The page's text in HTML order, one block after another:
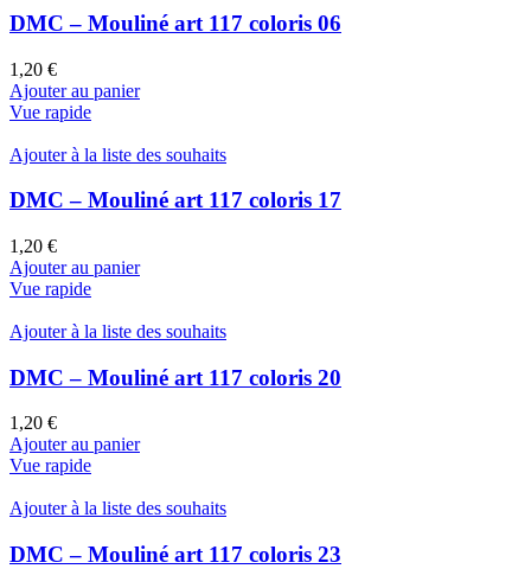
DMC – Mouliné art 117 coloris 06
1,20 €
Ajouter au panier
Vue rapide
Ajouter à la liste des souhaits
DMC – Mouliné art 117 coloris 17
1,20 €
Ajouter au panier
Vue rapide
Ajouter à la liste des souhaits
DMC – Mouliné art 117 coloris 20
1,20 €
Ajouter au panier
Vue rapide
Ajouter à la liste des souhaits
DMC – Mouliné art 117 coloris 23